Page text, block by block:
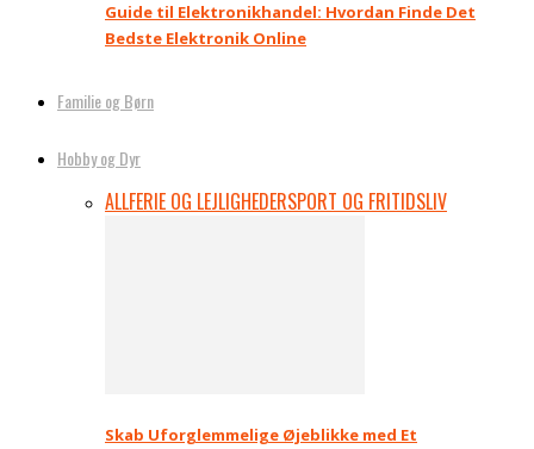
Guide til Elektronikhandel: Hvordan Finde Det
Bedste Elektronik Online
Familie og Børn
Hobby og Dyr
ALLFERIE OG LEJLIGHEDERSPORT OG FRITIDSLIV
Skab Uforglemmelige Øjeblikke med Et